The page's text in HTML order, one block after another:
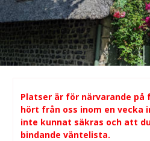
Platser är för närvarande på
hört från oss inom en vecka
inte kunnat säkras och att
bindande väntelista.